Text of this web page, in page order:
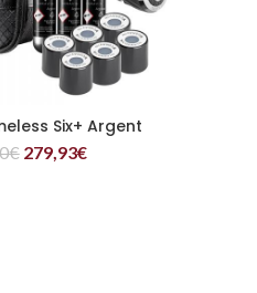
LA SUITESix+ Argent
€ 279,93€